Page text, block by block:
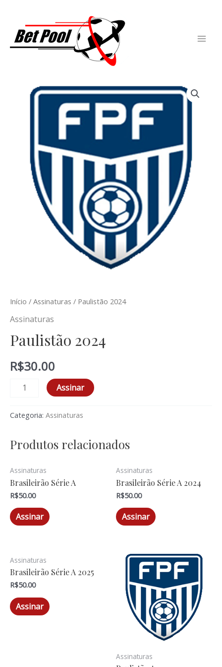
Início / Assinaturas / Paulistão 2024
Assinaturas
Paulistão 2024
R$30.00
Assinar
Categoria: Assinaturas
Produtos relacionados
Assinaturas
Brasileirão Série A
R$50.00
Assinar
Assinaturas
Brasileirão Série A 2024
R$50.00
Assinar
Assinaturas
Brasileirão Série A 2025
R$50.00
Assinar
Assinaturas